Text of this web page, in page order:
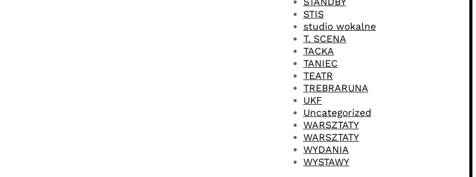
STIS
studio wokalne
T. SCENA
TACKA
TANIEC
TEATR
TREBRARUNA
UKF
Uncategorized
WARSZTATY
WARSZTATY
WYDANIA
WYSTAWY